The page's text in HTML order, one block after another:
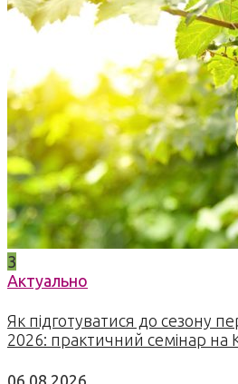
3
Актуально
Як підготуватися до сезону
2026: практичний семінар на